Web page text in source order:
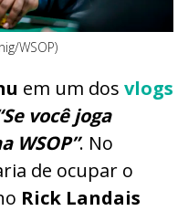
WSOP)
em um dos vlogs
você joga
WSOP”. No
de ocupar o
Rick Landais